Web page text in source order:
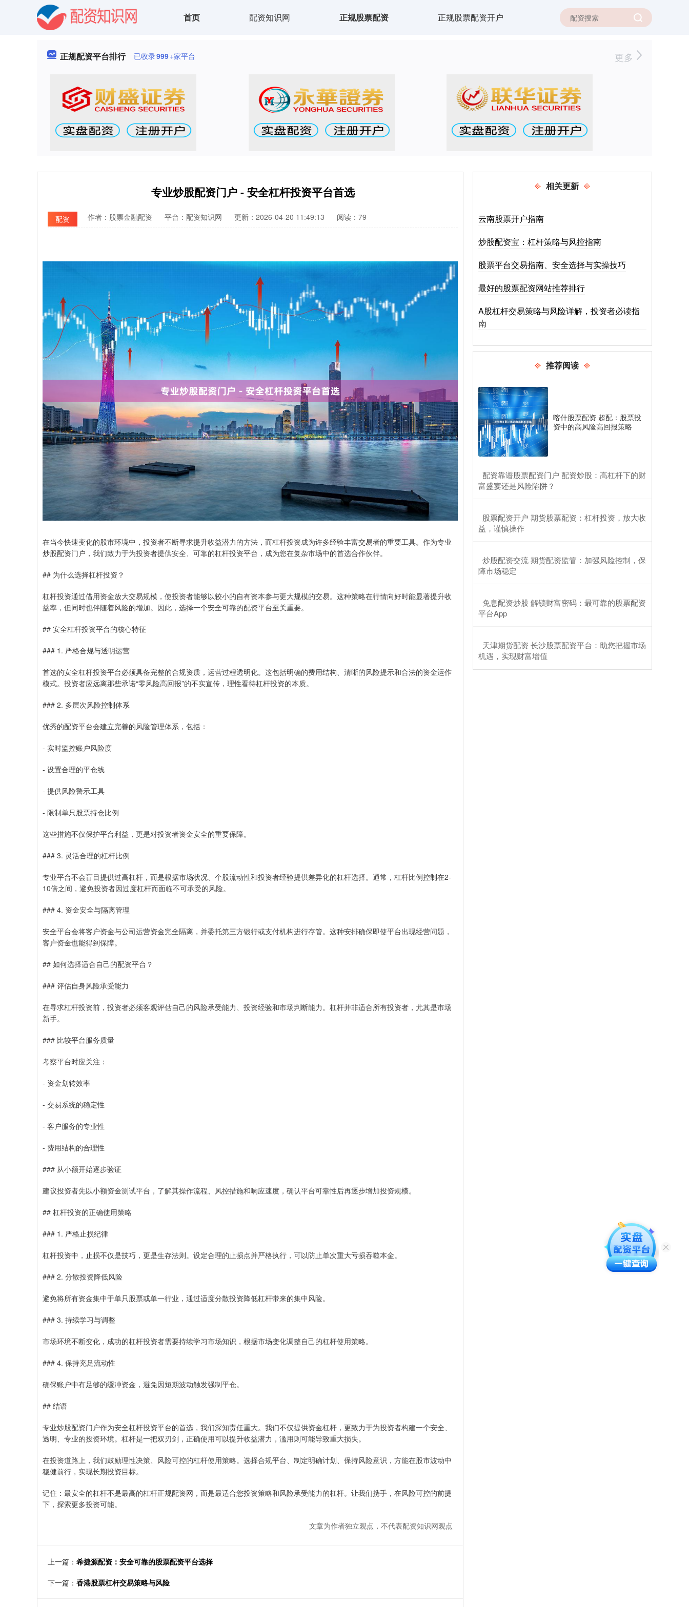
首页 配资知识网 正规股票配资 正规股票配资开户
正规配资平台排行 已收录999+家平台 更多
专业炒股配资门户 - 安全杠杆投资平台首选
配资 作者：股票金融配资 平台：配资知识网 更新：2026-04-20 11:49:13 阅读：79
在当今快速变化的股市环境中，投资者不断寻求提升收益潜力的方法，而杠杆投资成为许多经验丰富交易者的重要工具。作为专业
炒股配资门户，我们致力于为投资者提供安全、可靠的杠杆投资平台，成为您在复杂市场中的首选合作伙伴。
## 为什么选择杠杆投资？
杠杆投资通过借用资金放大交易规模，使投资者能够以较小的自有资本参与更大规模的交易。这种策略在行情向好时能显著提升收
益率，但同时也伴随着风险的增加。因此，选择一个安全可靠的配资平台至关重要。
## 安全杠杆投资平台的核心特征
### 1. 严格合规与透明运营
首选的安全杠杆投资平台必须具备完整的合规资质，运营过程透明化。这包括明确的费用结构、清晰的风险提示和合法的资金运作
模式。投资者应远离那些承诺“零风险高回报”的不实宣传，理性看待杠杆投资的本质。
### 2. 多层次风险控制体系
优秀的配资平台会建立完善的风险管理体系，包括：
- 实时监控账户风险度
- 设置合理的平仓线
- 提供风险警示工具
- 限制单只股票持仓比例
这些措施不仅保护平台利益，更是对投资者资金安全的重要保障。
### 3. 灵活合理的杠杆比例
专业平台不会盲目提供过高杠杆，而是根据市场状况、个股流动性和投资者经验提供差异化的杠杆选择。通常，杠杆比例控制在2-
10倍之间，避免投资者因过度杠杆而面临不可承受的风险。
### 4. 资金安全与隔离管理
安全平台会将客户资金与公司运营资金完全隔离，并委托第三方银行或支付机构进行存管。这种安排确保即使平台出现经营问题，
客户资金也能得到保障。
## 如何选择适合自己的配资平台？
### 评估自身风险承受能力
在寻求杠杆投资前，投资者必须客观评估自己的风险承受能力、投资经验和市场判断能力。杠杆并非适合所有投资者，尤其是市场
新手。
### 比较平台服务质量
考察平台时应关注：
- 资金划转效率
- 交易系统的稳定性
- 客户服务的专业性
- 费用结构的合理性
### 从小额开始逐步验证
建议投资者先以小额资金测试平台，了解其操作流程、风控措施和响应速度，确认平台可靠性后再逐步增加投资规模。
## 杠杆投资的正确使用策略
### 1. 严格止损纪律
杠杆投资中，止损不仅是技巧，更是生存法则。设定合理的止损点并严格执行，可以防止单次重大亏损吞噬本金。
### 2. 分散投资降低风险
避免将所有资金集中于单只股票或单一行业，通过适度分散投资降低杠杆带来的集中风险。
### 3. 持续学习与调整
市场环境不断变化，成功的杠杆投资者需要持续学习市场知识，根据市场变化调整自己的杠杆使用策略。
### 4. 保持充足流动性
确保账户中有足够的缓冲资金，避免因短期波动触发强制平仓。
## 结语
专业炒股配资门户作为安全杠杆投资平台的首选，我们深知责任重大。我们不仅提供资金杠杆，更致力于为投资者构建一个安全、
透明、专业的投资环境。杠杆是一把双刃剑，正确使用可以提升收益潜力，滥用则可能导致重大损失。
在投资道路上，我们鼓励理性决策、风险可控的杠杆使用策略。选择合规平台、制定明确计划、保持风险意识，方能在股市波动中
稳健前行，实现长期投资目标。
记住：最安全的杠杆不是最高的杠杆正规配资网，而是最适合您投资策略和风险承受能力的杠杆。让我们携手，在风险可控的前提
下，探索更多投资可能。
文章为作者独立观点，不代表配资知识网观点
上一篇： 希捷源配资：安全可靠的股票配资平台选择
下一篇： 香港股票杠杆交易策略与风险
相关更新
云南股票开户指南
炒股配资宝：杠杆策略与风控指南
股票平台交易指南、安全选择与实操技巧
最好的股票配资网站推荐排行
A股杠杆交易策略与风险详解，投资者必读指
南
推荐阅读
喀什股票配资 超配：股票投
资中的高风险高回报策略
​配资靠谱股票配资门户 配资炒股：高杠杆下的财
富盛宴还是风险陷阱？
​股票配资开户 期货股票配资：杠杆投资，放大收
益，谨慎操作
​炒股配资交流 期货配资监管：加强风险控制，保
障市场稳定
​免息配资炒股 解锁财富密码：最可靠的股票配资
平台App
​天津期货配资 长沙股票配资平台：助您把握市场
机遇，实现财富增值